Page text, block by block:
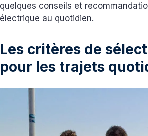
quelques conseils et
électrique au quotidien.
Les critères de
pour les trajets